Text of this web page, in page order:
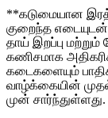
**கடுமையான
குறைந்த எடையுடன்
தாய் இறப்பு
கணிசமாக
கடைகளையும்
வாழ்க்கையின்
முன் சார்ந்துள்ளது.